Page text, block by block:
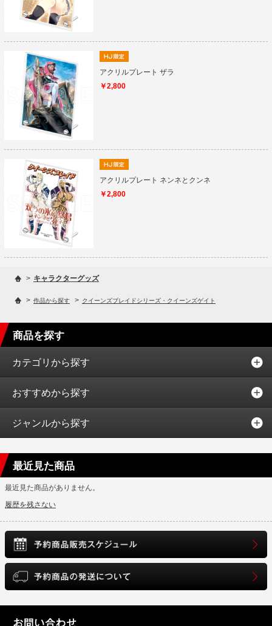
アクリルプレート ザラ
￥2,800
アクリルプレート ネンネとクンネ
￥2,800
> キャラクターグッズ
> 作品から探す > クイーンズブレイドシリーズ・クイーンズゲイト
商品を探す
カテゴリから探す
おすすめから探す
ジャンルから探す
最近見た商品
最近見た商品がありません。
履歴を残さない